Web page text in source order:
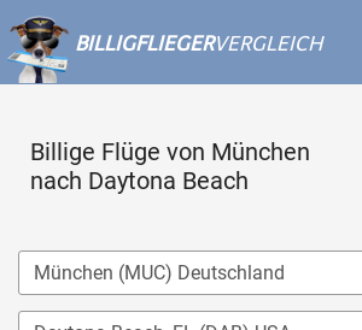
BILLIGFLIEGERVERGLEICH
Billige Flüge von München
nach Daytona Beach